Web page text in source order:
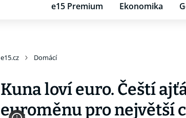
e15 Premium Ekonomika
e15.cz Domácí
Kuna loví euro. Čeští
euroměnu pro největší